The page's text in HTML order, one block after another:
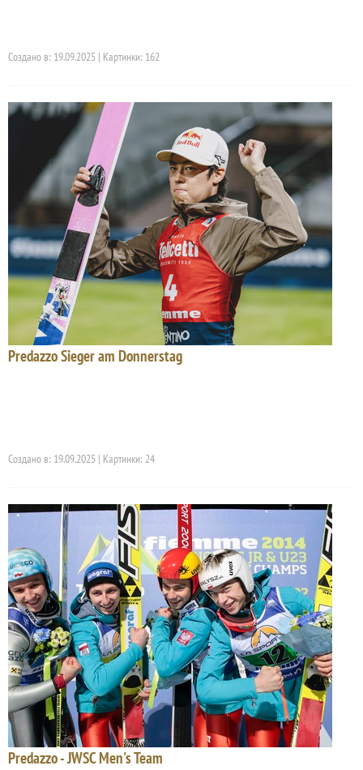
Создано в: 19.09.2025 | Картинки: 162
Predazzo Sieger am Donnerstag
Создано в: 19.09.2025 | Картинки: 24
Predazzo - JWSC Men's Team